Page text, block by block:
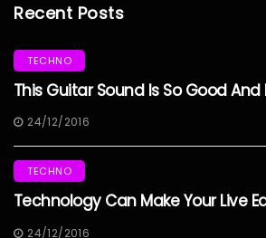
Recent Posts
TECHNO
This Guitar Sound Is So Good And
24/12/2016
TECHNO
Technology Can Make Your Live
24/12/2016